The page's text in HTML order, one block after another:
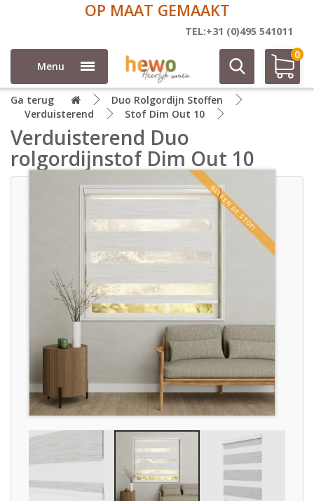
OP MAAT GEMAAKT
TEL:+31 (0)495 541011
Menu
0
Ga terug
Duo Rolgordijn Stoffen
Verduisterend
Stof Dim Out 10
Verduisterend Duo
rolgordijnstof Dim Out 10
ALLEEN DE STOF!